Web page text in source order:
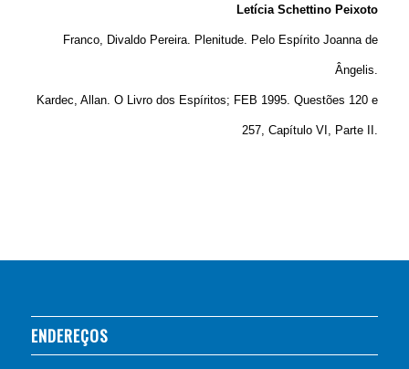
Letícia Schettino Peixoto
Franco, Divaldo Pereira. Plenitude. Pelo Espírito Joanna de
Ângelis.
Kardec, Allan. O Livro dos Espíritos; FEB 1995. Questões 120 e
257, Capítulo VI, Parte II.
ENDEREÇOS